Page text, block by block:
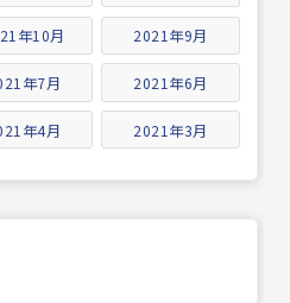
年10月 2021年9月
年7月 2021年6月
年4月 2021年3月